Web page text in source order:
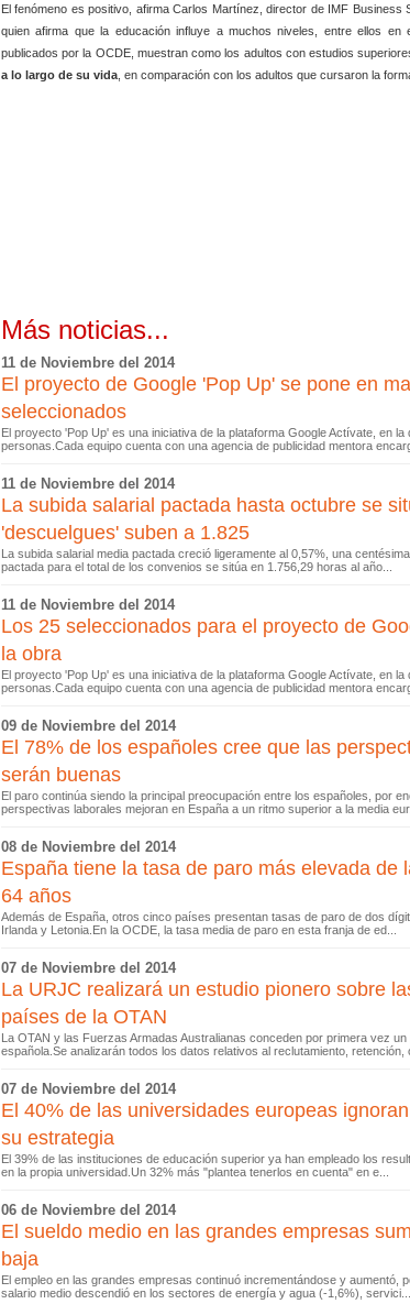
El fenómeno es positivo, afirma Carlos Martínez, director de IMF
quien afirma que la educación influye a muchos niveles, entre ellos
publicados por la OCDE, muestran como los adultos con estudios
a lo largo de su vida , en comparación con los adultos que cursaron la
Más noticias...
11 de Noviembre del 2014
El proyecto de Google 'Pop Up' se pone en
seleccionados
El proyecto 'Pop Up' es una iniciativa de la plataforma Google Actívate, en
personas.Cada equipo cuenta con una agencia de publicidad mentora
11 de Noviembre del 2014
La subida salarial pactada hasta octubre se
'descuelgues' suben a 1.825
La subida salarial media pactada creció ligeramente al 0,57%, una
pactada para el total de los convenios se sitúa en 1.756,29 horas al año...
11 de Noviembre del 2014
Los 25 seleccionados para el proyecto de
la obra
El proyecto 'Pop Up' es una iniciativa de la plataforma Google Actívate, en
personas.Cada equipo cuenta con una agencia de publicidad mentora
09 de Noviembre del 2014
El 78% de los españoles cree que las
serán buenas
El paro continúa siendo la principal preocupación entre los españoles, por
perspectivas laborales mejoran en España a un ritmo superior a la media
08 de Noviembre del 2014
España tiene la tasa de paro más elevada de
64 años
Además de España, otros cinco países presentan tasas de paro de dos
Irlanda y Letonia.En la OCDE, la tasa media de paro en esta franja de ed...
07 de Noviembre del 2014
La URJC realizará un estudio pionero sobre
países de la OTAN
La OTAN y las Fuerzas Armadas Australianas conceden por primera vez
española.Se analizarán todos los datos relativos al reclutamiento, retención,
07 de Noviembre del 2014
El 40% de las universidades europeas
su estrategia
El 39% de las instituciones de educación superior ya han empleado los
en la propia universidad.Un 32% más "plantea tenerlos en cuenta" en e...
06 de Noviembre del 2014
El sueldo medio en las grandes empresas
baja
El empleo en las grandes empresas continuó incrementándose y aumentó,
salario medio descendió en los sectores de energía y agua (-1,6%), servici...